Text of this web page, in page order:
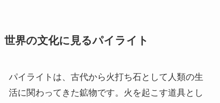
世界の文化に見るパイライト
パイライトは、古代から火打ち石として人類の生
活に関わってきた鉱物です。火を起こす道具とし